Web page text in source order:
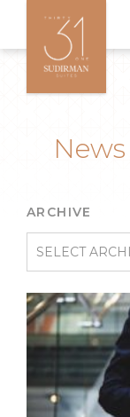
ARCHIVE
SELECT